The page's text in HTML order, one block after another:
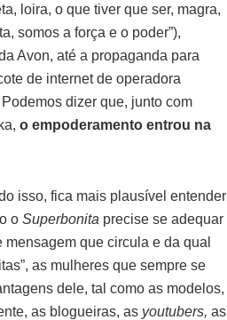
loira, o que tiver que ser, magra,
somos a força e o poder”),
Avon, até a propaganda para
de internet de operadora
dizer que, junto com
o empoderamento entrou na
isso, fica mais plausível entender
o Superbonita precise se adequar
mensagem que circula e da qual
as mulheres que sempre se
dele, tal como as modelos,
as blogueiras, as youtubers, as